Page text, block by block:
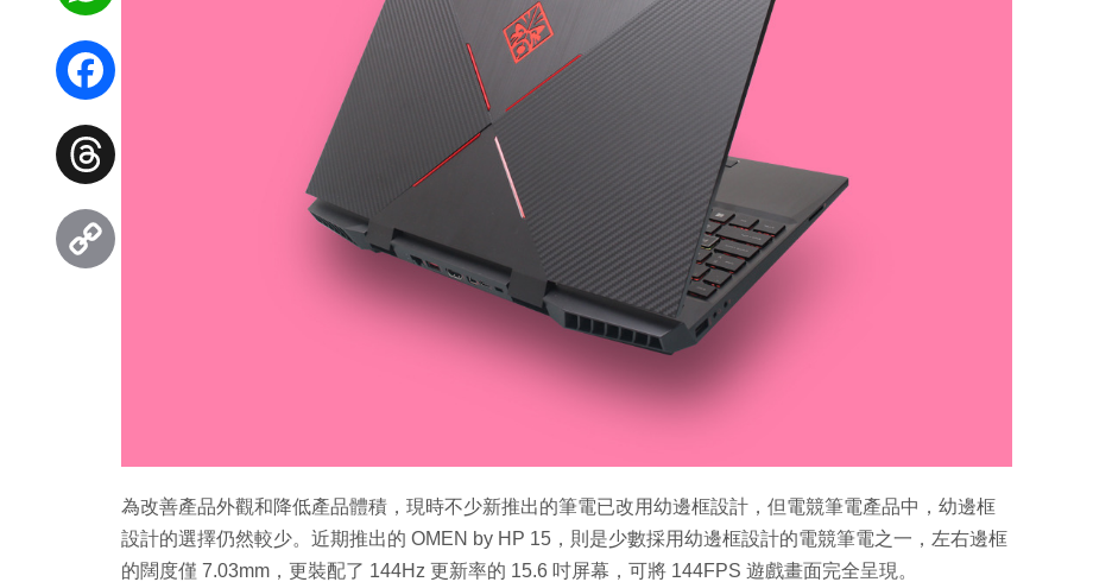
為改善產品外觀和降低產品體積，現時不少新推出的筆電已改用幼邊框設計，但電競筆電產品中，幼邊框
設計的選擇仍然較少。近期推出的 OMEN by HP 15，則是少數採用幼邊框設計的電競筆電之一，左右邊框
的闊度僅 7.03mm，更裝配了 144Hz 更新率的 15.6 吋屏幕，可將 144FPS 遊戲畫面完全呈現。
WhatsApp
Facebook
Threads